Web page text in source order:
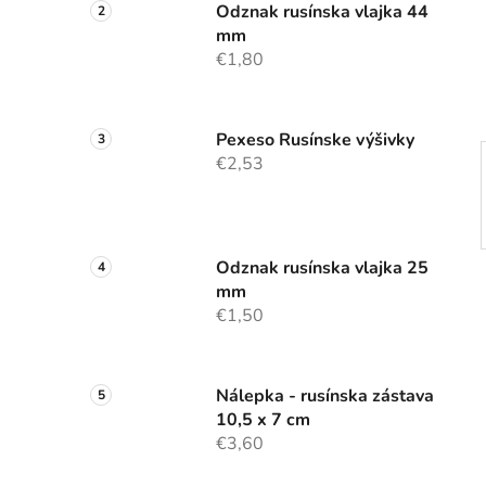
n
Odznak rusínska vlajka 44
mm
€1,80
Pexeso Rusínske výšivky
€2,53
Odznak rusínska vlajka 25
mm
€1,50
Nálepka - rusínska zástava
10,5 x 7 cm
€3,60